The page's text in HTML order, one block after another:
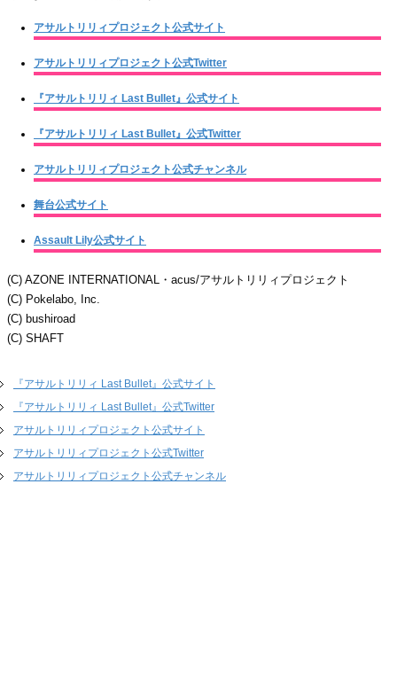
アサルトリリィプロジェクト公式サイト
アサルトリリィプロジェクト公式Twitter
『アサルトリリィ Last Bullet』公式サイト
『アサルトリリィ Last Bullet』公式Twitter
アサルトリリィプロジェクト公式チャンネル
舞台公式サイト
Assault Lily公式サイト
(C) AZONE INTERNATIONAL・acus/アサルトリリィプロジェクト
(C) Pokelabo, Inc.
(C) bushiroad
(C) SHAFT
『アサルトリリィ Last Bullet』公式サイト
『アサルトリリィ Last Bullet』公式Twitter
アサルトリリィプロジェクト公式サイト
アサルトリリィプロジェクト公式Twitter
アサルトリリィプロジェクト公式チャンネル